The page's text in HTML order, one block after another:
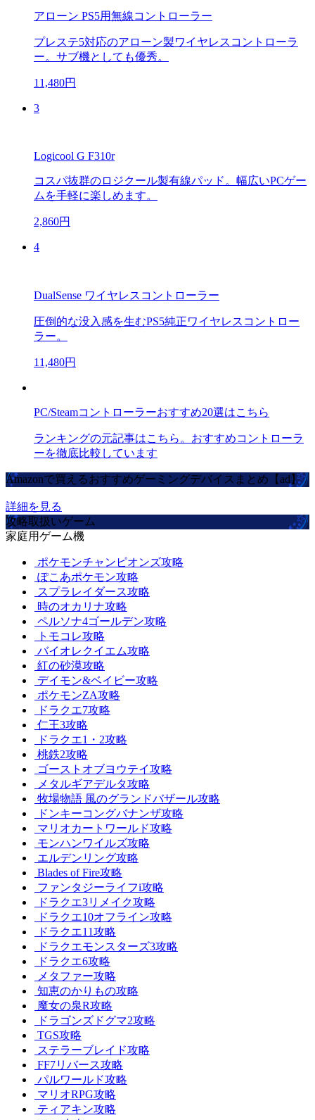
アローン PS5用無線コントローラー
プレステ5対応のアローン製ワイヤレスコントローラ
ー。サブ機としても優秀。
11,480円
3
Logicool G F310r
コスパ抜群のロジクール製有線パッド。幅広いPCゲー
ムを手軽に楽しめます。
2,860円
4
DualSense ワイヤレスコントローラー
圧倒的な没入感を生むPS5純正ワイヤレスコントロー
ラー。
11,480円
PC/Steamコントローラーおすすめ20選はこちら
ランキングの元記事はこちら。おすすめコントローラ
ーを徹底比較しています
Amazonで買えるおすすめゲーミングデバイスまとめ【ad】
詳細を見る
攻略取扱いゲーム
家庭用ゲーム機
ポケモンチャンピオンズ攻略
ぽこあポケモン攻略
スプラレイダース攻略
時のオカリナ攻略
ペルソナ4ゴールデン攻略
トモコレ攻略
バイオレクイエム攻略
紅の砂漠攻略
デイモン&ベイビー攻略
ポケモンZA攻略
ドラクエ7攻略
仁王3攻略
ドラクエ1・2攻略
桃鉄2攻略
ゴーストオブヨウテイ攻略
メタルギアデルタ攻略
牧場物語 風のグランドバザール攻略
ドンキーコングバナンザ攻略
マリオカートワールド攻略
モンハンワイルズ攻略
エルデンリング攻略
Blades of Fire攻略
ファンタジーライフi攻略
ドラクエ3リメイク攻略
ドラクエ10オフライン攻略
ドラクエ11攻略
ドラクエモンスターズ3攻略
ドラクエ6攻略
メタファー攻略
知恵のかりもの攻略
魔女の泉R攻略
ドラゴンズドグマ2攻略
TGS攻略
ステラーブレイド攻略
FF7リバース攻略
パルワールド攻略
マリオRPG攻略
ティアキン攻略